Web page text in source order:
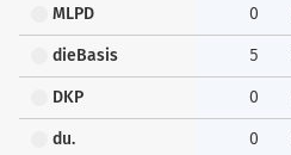
MLPD 0
dieBasis 5
DKP 0
du. 0